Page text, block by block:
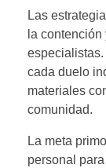
Las
la
cada duelo
materiales
comunidad.
La meta
personal